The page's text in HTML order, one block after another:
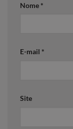
Nome*
E-mail *
Site